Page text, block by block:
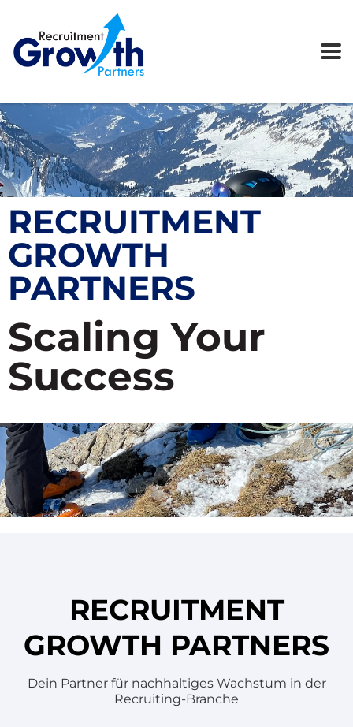
RECRUITMENT
GROWTH
PARTNERS
Scaling Your
Success
RECRUITMENT
GROWTH PARTNERS
Dein Partner für nachhaltiges Wachstum in der
Recruiting-Branche